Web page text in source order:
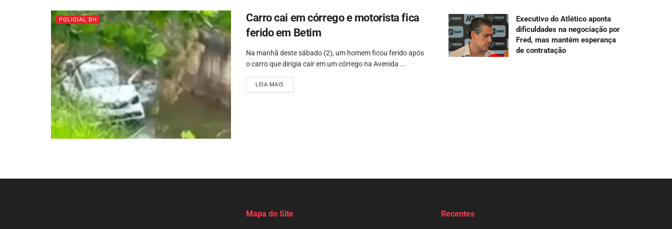
POLICIAL BH
Carro cai em córrego e motorista fica
ferido em Betim
Na manhã deste sábado (2), um homem ficou ferido após
o carro que dirigia cair em um córrego na Avenida ...
LEIA MAIS
Executivo do Atlético aponta
dificuldades na negociação por
Fred, mas mantém esperança
de contratação
Mapa do Site Recentes